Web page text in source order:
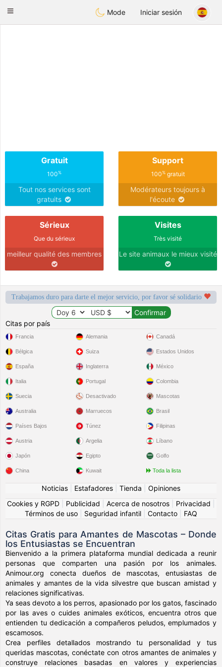
Animour
Toggle
Mode Iniciar sesión
Gratuit
100%
Tout nos services sont
gratuits
Support
100%gratuit
Modérateurs toujours à
l'écoute
Sérieux
Que du sérieux
meilleur qualité des membres
Visites
Très visité
Le site animaux le mieux visité
Trabajamos duro para darte el mejor servicio, por favor sé solidario
Citas por país
Francia
Bélgica
España
Italia
Suecia
Alemania
Suiza
Inglaterra
Portugal
Desactivado
Canadá
Estados Unidos
México
Colombia
Mascotas
Australia
Países Bajos
Austria
Japón
China
Marruecos
Túnez
Argelia
Egipto
Kuwait
Brasil
Filipinas
Líbano
Golfo
Toda la lista
Noticias Estafadores Tienda
Opiniones
Cookies y RGPD
Publicidad Acerca de nosotros Privacidad
Términos de uso
Seguridad infantil Contacto FAQ
Citas Gratis para Amantes de Mascotas – Donde
los Entusiastas se Encuentran
Bienvenido a la primera plataforma mundial dedicada a reunir
personas que comparten una pasión por los animales.
Animour.org conecta dueños de mascotas, entusiastas de
animales y amantes de la vida silvestre que buscan amistad y
relaciones significativas.
Ya seas devoto a los perros, apasionado por los gatos, fascinado
por las aves o cuides animales exóticos, encuentra otros que
entienden tu dedicación a compañeros peludos, emplumados y
escamosos.
Crea perfiles detallados mostrando tu personalidad y tus
queridas mascotas, conéctate con otros amantes de animales y
construye relaciones basadas en valores y experiencias